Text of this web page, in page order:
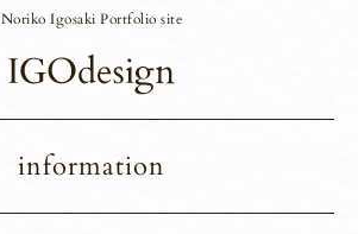
Noriko Igosaki Portfolio site
information